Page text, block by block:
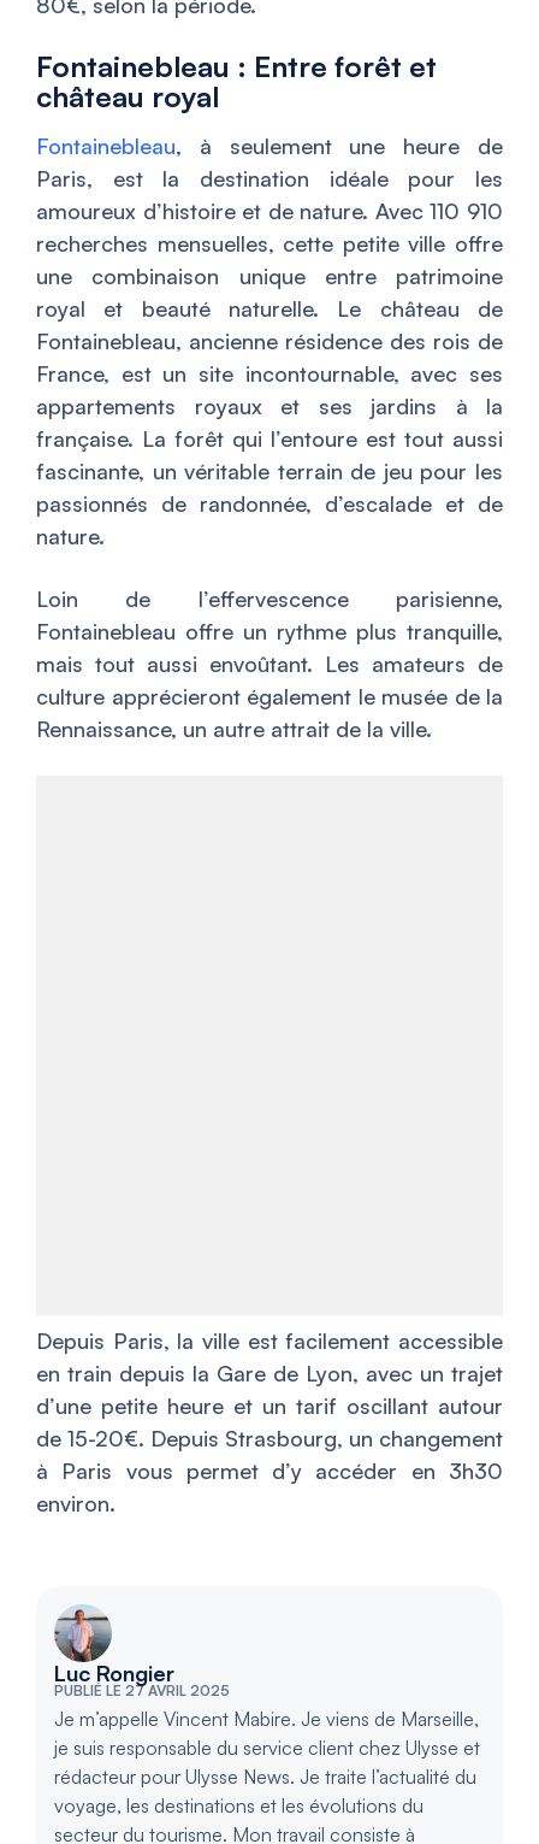
Fontainebleau : Entre forêt et
château royal
Fontainebleau, à seulement une heure de
Paris, est la destination idéale pour les
amoureux d’histoire et de nature. Avec 110 910
recherches mensuelles, cette petite ville offre
une combinaison unique entre patrimoine
royal et beauté naturelle. Le château de
Fontainebleau, ancienne résidence des rois de
France, est un site incontournable, avec ses
appartements royaux et ses jardins à la
française. La forêt qui l’entoure est tout aussi
fascinante, un véritable terrain de jeu pour les
passionnés de randonnée, d’escalade et de
nature.
Loin de l’effervescence parisienne,
Fontainebleau offre un rythme plus tranquille,
mais tout aussi envoûtant. Les amateurs de
culture apprécieront également le musée de la
Rennaissance, un autre attrait de la ville.
Depuis Paris, la ville est facilement accessible
en train depuis la Gare de Lyon, avec un trajet
d’une petite heure et un tarif oscillant autour
de 15-20€. Depuis Strasbourg, un changement
à Paris vous permet d’y accéder en 3h30
environ.
Luc Rongier
PUBLIÉ LE 27 AVRIL 2025
Je m’appelle Vincent Mabire. Je viens de Marseille,
je suis responsable du service client chez Ulysse et
rédacteur pour Ulysse News. Je traite l’actualité du
voyage, les destinations et les évolutions du
secteur du tourisme. Mon travail consiste à